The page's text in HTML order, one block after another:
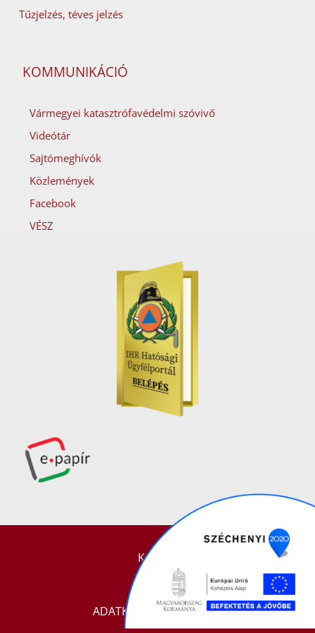
Tűzjelzés, téves jelzés
KOMMUNIKÁCIÓ
Vármegyei katasztrófavédelmi szóvivő
Videótár
Sajtómeghívók
Közlemények
Facebook
VÉSZ
KAPCSOLAT
IMPRESSZUM
ADATKEZELÉSI TÁJÉKOZTATÓ